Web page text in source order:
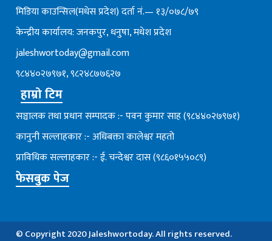
मिडिया काउन्सिल(मधेस प्रदेश) दर्ता नं.— १३/०७८/७९
केन्द्रीय कार्यालय: जनकपुर, धनुषा, मधेश प्रदेश
jaleshwortoday@gmail.com
९८४४०२७९७१, ९८२४८७७६२७
हाम्रो टिम
सञ्चालक तथा प्रधान सम्पादक :- पवन कुमार साह (९८४४०२७९७१)
कानुनी सल्लाहकार :- अधिबक्ता कालेश्वर महतो
प्राविधिक सल्लाहकार :- ई. चन्देश्वर दास (९८६०१५५०८९)
फेसबुक पेज
© Copyright 2020 Jaleshwortoday. All rights reserved.